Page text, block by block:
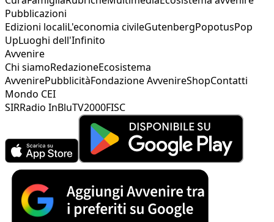
Pubblicazioni
Edizioni localiL'economia civileGutenbergPopotusPop
UpLuoghi dell'Infinito
Avvenire
Chi siamoRedazioneEcosistema
AvvenirePubblicitàFondazione AvvenireShopContatti
Mondo CEI
SIRRadio InBluTV2000FISC